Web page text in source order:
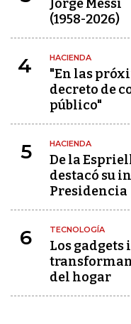
Jorge Messi
(1958-2026)
4 HACIENDA
"En las
decreto de
público"
5 HACIENDA
De la
destacó su
Presidencia
6 TECNOLOGÍA
Los gadgets
del hogar